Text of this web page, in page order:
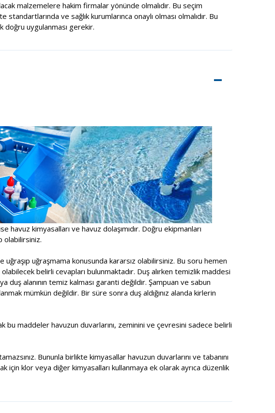
malzemelere hakim firmalar yönünde olmalıdır. Bu seçim
ve sağlık kurumlarınca onaylı olması olmalıdır. Bu
doğru uygulanması gerekir.
–
kimyasalları ve havuz dolaşımıdır. Doğru ekipmanları
olabilirsiniz.
uğraşmama konusunda kararsız olabilirsiniz. Bu soru hemen
belirli cevapları bulunmaktadır. Duş alırken temizlik maddesi
duş alanının temiz kalması garanti değildir. Şampuan ve sabun
mümkün değildir. Bir süre sonra duş aldığınız alanda kirlerin
bu maddeler havuzun duvarlarını, zeminini ve çevresini sadece belirli
Bununla birlikte kimyasallar havuzun duvarlarını ve tabanını
klor veya diğer kimyasalları kullanmaya ek olarak ayrıca düzenlik